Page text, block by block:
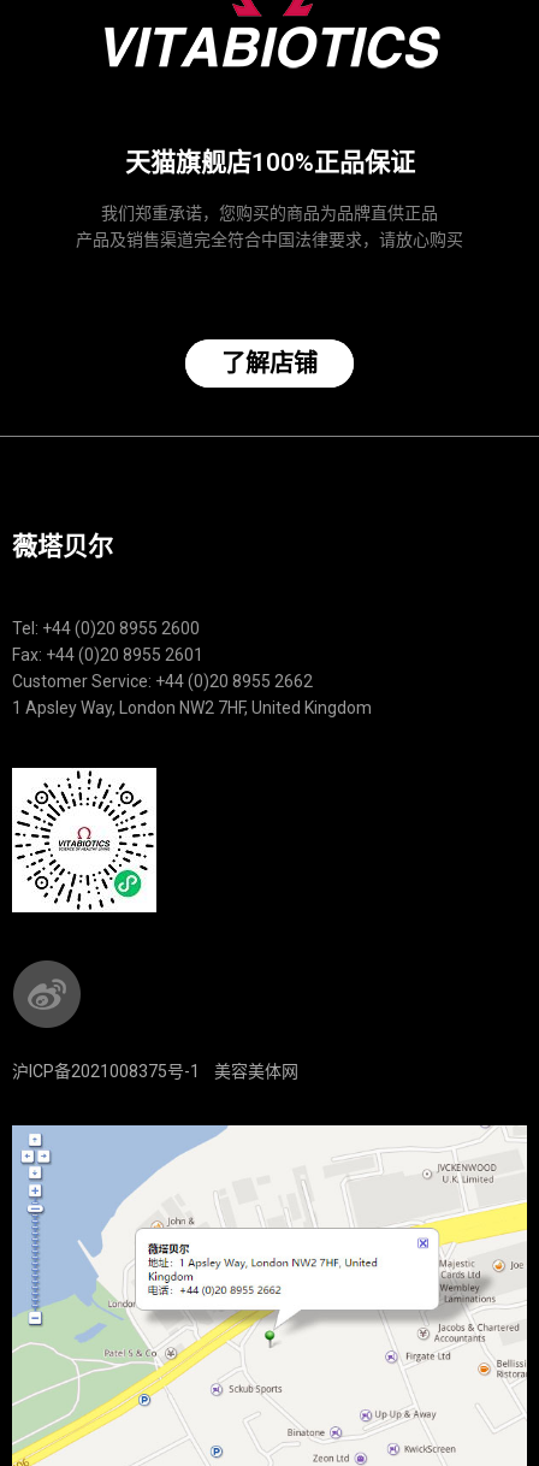
天猫旗舰店100%正品保证
我们郑重承诺，您购买的商品为品牌直供正品
产品及销售渠道完全符合中国法律要求，请放心购买
了解店铺
薇塔贝尔
Tel: +44 (0)20 8955 2600
Fax: +44 (0)20 8955 2601
Customer Service: +44 (0)20 8955 2662
1 Apsley Way, London NW2 7HF, United Kingdom
沪ICP备2021008375号-1 美容美体网